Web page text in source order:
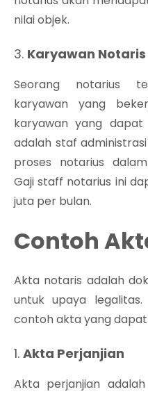
nilai objek.
3. Karyawan Notaris
Seorang notarius
karyawan yang
karyawan yang
adalah staf
proses notarius
Gaji staff notarius ini
juta per bulan.
Contoh
Akta notaris adalah
untuk upaya
contoh akta yang
1. Akta Perjanjian
Akta perjanjian